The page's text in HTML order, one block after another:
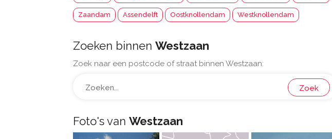
Zaandam Assendelft Oostknollendam Westknollendam
Zoeken binnen Westzaan
Zoek naar een postcode of straat binnen Westzaan:
Zoek
Foto's van Westzaan